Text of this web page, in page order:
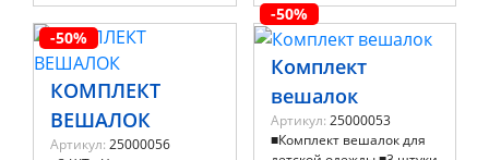
-50%
КОМПЛЕКТ
ВЕШАЛОК
Артикул: 25000056
-50%
Комплект
вешалок
Артикул: 25000053
■Комплект вешалок для